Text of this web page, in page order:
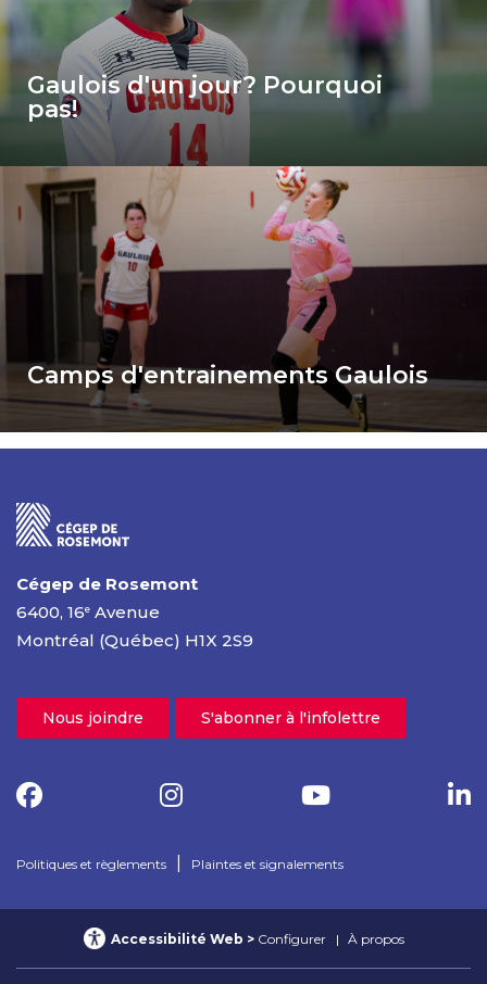
Gaulois d'un jour? Pourquoi
pas!
Camps d'entrainements Gaulois
for Camps d'entrainements Gaulois
Cégep de Rosemont
6400, 16e Avenue
Montréal (Québec) H1X 2S9
Nous joindre S'abonner à l'infolettre
Politiques et règlements Plaintes et signalements
Accessibilité Web Configurer À propos